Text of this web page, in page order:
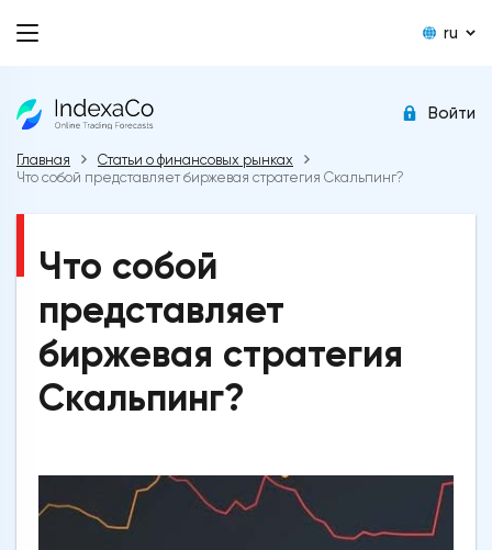
ru
Войти
Главная
Статьи о финансовых рынках
Что собой представляет биржевая стратегия Скальпинг?
Что собой
представляет
биржевая стратегия
Скальпинг?